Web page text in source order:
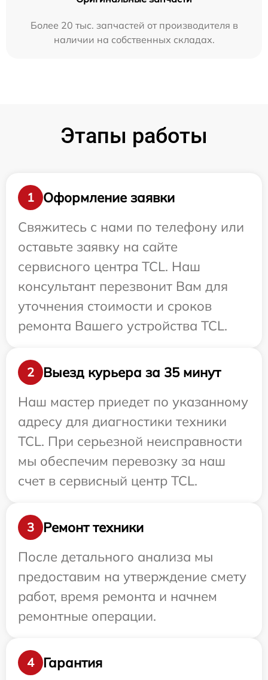
Более 20 тыс. запчастей от производителя в
наличии на собственных складах.
Этапы работы
1
Оформление заявки
Свяжитесь с нами по телефону или
оставьте заявку на сайте
сервисного центра TCL. Наш
консультант перезвонит Вам для
уточнения стоимости и сроков
ремонта Вашего устройства TCL.
2
Выезд курьера за 35 минут
Наш мастер приедет по указанному
адресу для диагностики техники
TCL. При серьезной неисправности
мы обеспечим перевозку за наш
счет в сервисный центр TCL.
3
Ремонт техники
После детального анализа мы
предоставим на утверждение смету
работ, время ремонта и начнем
ремонтные операции.
4 Гарантия